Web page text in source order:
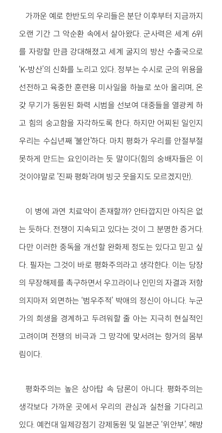
가까운 예로 한반도의 우리들은 분단 이후부터 지금까지
오랜 기간 그 악순환 속에서 살아왔다. 군사력은 세계 6위
를 자랑할 만큼 강대해졌고 세계 굴지의 방산 수출국으로
‘K-방산’의 신화를 노리고 있다. 정부는 수시로 군의 위용을
선전하고 육중한 훈련용 미사일을 하늘로 쏘아 올리며, 온
갖 무기가 동원된 화력 시범을 선보여 대중들을 열광케 하
고 힘의 숭고함을 자각하도록 한다. 하지만 어찌된 일인지
우리는 수십년째 ‘불안’하다. 마치 평화가 우리를 안절부절
못하게 만드는 요인이라는 듯 말이다(힘의 숭배자들은 이
것이야말로 ‘진짜 평화’라며 빙긋 웃을지도 모르겠지만).
이 병에 과연 치료약이 존재할까? 안타깝지만 아직은 없
는 듯하다. 전쟁이 지속되고 있다는 것이 그 분명한 증거다.
다만 이러한 중독을 개선할 완화제 정도는 있다고 믿고 싶
다. 필자는 그것이 바로 평화주의라고 생각한다. 이는 당장
의 무장해제를 촉구하면서 우끄라이나 인민의 자결과 저항
의지마저 외면하는 ‘범우주적’ 박애의 정신이 아니다. 누군
가의 희생을 경계하고 두려워할 줄 아는 지극히 현실적인
고려이며 전쟁의 비극과 그 망각에 맞서려는 항거의 몸부
림이다.
평화주의는 높은 상아탑 속 담론이 아니다. 평화주의는
생각보다 가까운 곳에서 우리의 관심과 실천을 기다리고
있다. 예컨대 일제강점기 강제동원 및 일본군 ‘위안부’, 해방